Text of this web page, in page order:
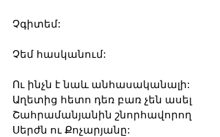
Չգիտեմ:
Չեմ հասկանում:
Ու ինչն է նաև անհասականալի:
Աղետից հետո դեռ բառ չեն ասել
Շահրամանյանին շնորհավորող
Սերժն ու Քոչարյանը: